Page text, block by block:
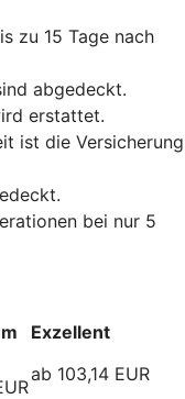
zu 15 Tage nach
abgedeckt.
erstattet.
ist die Versicherung
bei nur 5
Exzellent
ab 103,14 EUR